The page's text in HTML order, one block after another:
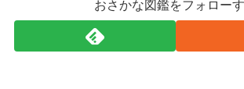
おさかな図鑑をフォロー